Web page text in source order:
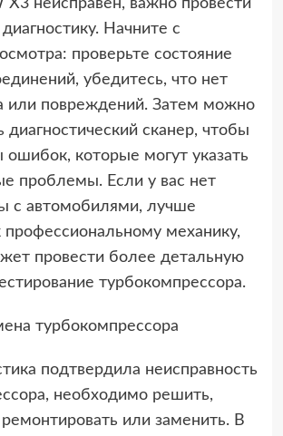
X3 неисправен, важно провести
Начните с
проверьте состояние
убедитесь, что нет
или повреждений. Затем можно
диагностический сканер, чтобы
ошибок, которые могут указать
проблемы. Если у вас нет
с автомобилями, лучше
профессиональному механику,
провести более детальную
турбокомпрессора.
турбокомпрессора
подтвердила неисправность
необходимо решить,
или заменить. В